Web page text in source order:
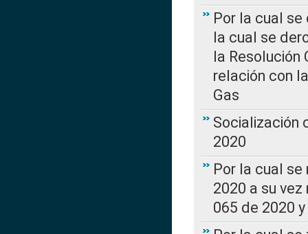
Por la cual
la cual se
la Resolución
relación con
Gas
Socialización
2020
Por la cual se
2020 a su
065 de 2020